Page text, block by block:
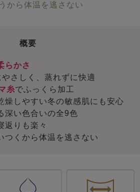
から体温を逃さない
概要
らかさ
さしく、蒸れずに快適
糸でふっくら加工
燥しやすい冬の敏感肌にも安心
深い色合いの全9色
返りも楽々
つくから体温を逃さない